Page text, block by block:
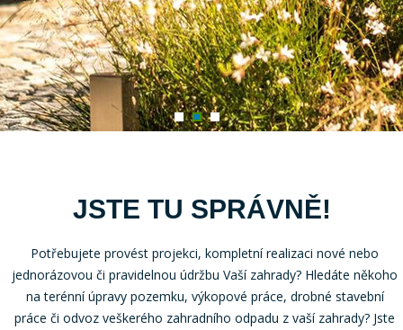
JSTE TU SPRÁVNĚ!
Potřebujete provést projekci, kompletní realizaci nové nebo
jednorázovou či pravidelnou údržbu Vaší zahrady? Hledáte někoho
na terénní úpravy pozemku, výkopové práce, drobné stavební
práce či odvoz veškerého zahradního odpadu z vaší zahrady? Jste